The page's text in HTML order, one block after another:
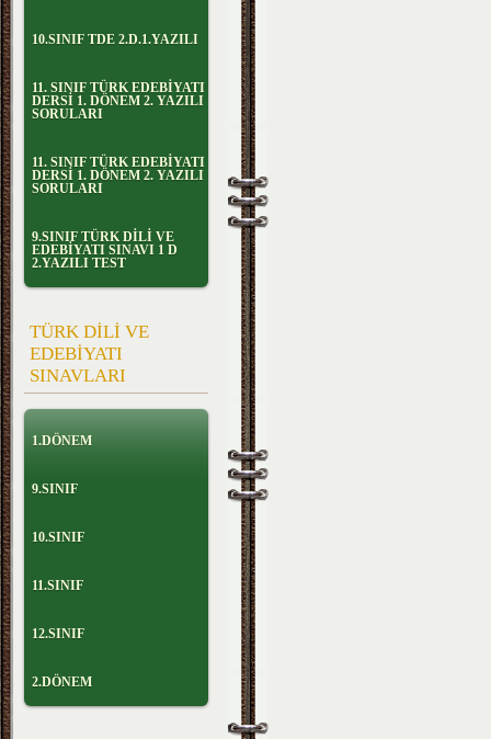
10.SINIF TDE 2.D.1.YAZILI
11. SINIF TÜRK EDEBİYATI
DERSİ 1. DÖNEM 2. YAZILI
SORULARI
11. SINIF TÜRK EDEBİYATI
DERSİ 1. DÖNEM 2. YAZILI
SORULARI
9.SINIF TÜRK DİLİ VE
EDEBİYATI SINAVI 1 D
2.YAZILI TEST
TÜRK DİLİ VE
EDEBİYATI
SINAVLARI
1.DÖNEM
9.SINIF
10.SINIF
11.SINIF
12.SINIF
2.DÖNEM